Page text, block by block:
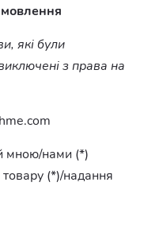
які були
з права на
мною/нами (*)
(*)/надання